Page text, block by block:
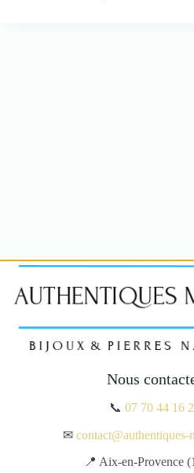
Nous
📞07 70 44 16
✉
📍 Aix-en-Provence